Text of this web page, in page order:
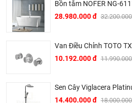
Dịch vụ riêng của Khali Nguyễn
Khảo sát công trình, để hỗ trợ
Bồn tắm NOFER NG-
28.980.000 đ
Van Điều Chỉnh TOTO
10.192.000 đ
Sen Cây Viglacera
14.400.000 đ